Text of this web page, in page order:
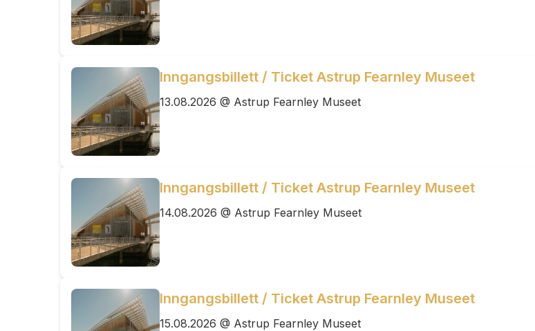
Inngangsbillett / Ticket Astrup Fearnley Museet
13.08.2026 @ Astrup Fearnley Museet
Inngangsbillett / Ticket Astrup Fearnley Museet
14.08.2026 @ Astrup Fearnley Museet
Inngangsbillett / Ticket Astrup Fearnley Museet
15.08.2026 @ Astrup Fearnley Museet